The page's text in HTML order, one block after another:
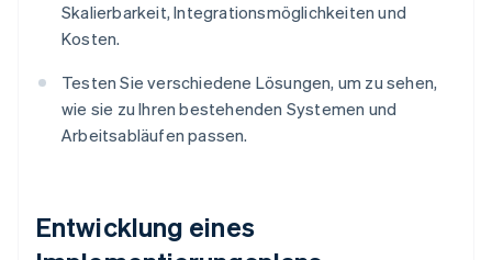
Skalierbarkeit, Integrationsmöglichkeiten und
Kosten.
Testen Sie verschiedene Lösungen, um zu sehen,
wie sie zu Ihren bestehenden Systemen und
Arbeitsabläufen passen.
Entwicklung eines